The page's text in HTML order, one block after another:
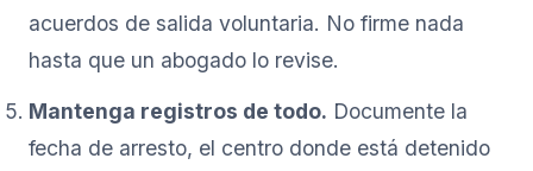
acuerdos de salida voluntaria. No firme nada
hasta que un abogado lo revise.
Mantenga registros de todo. Documente la
fecha de arresto, el centro donde está detenido